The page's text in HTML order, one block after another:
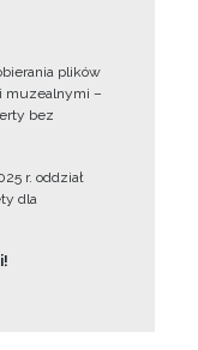
plików
muzealnymi –
bez
r. oddział
dla